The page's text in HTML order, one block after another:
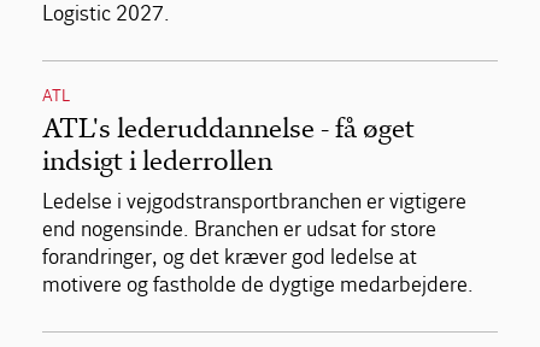
Logistic 2027.
ATL
ATL's lederuddannelse - få øget
indsigt i lederrollen
Ledelse i vejgodstransportbranchen er vigtigere
end nogensinde. Branchen er udsat for store
forandringer, og det kræver god ledelse at
motivere og fastholde de dygtige medarbejdere.